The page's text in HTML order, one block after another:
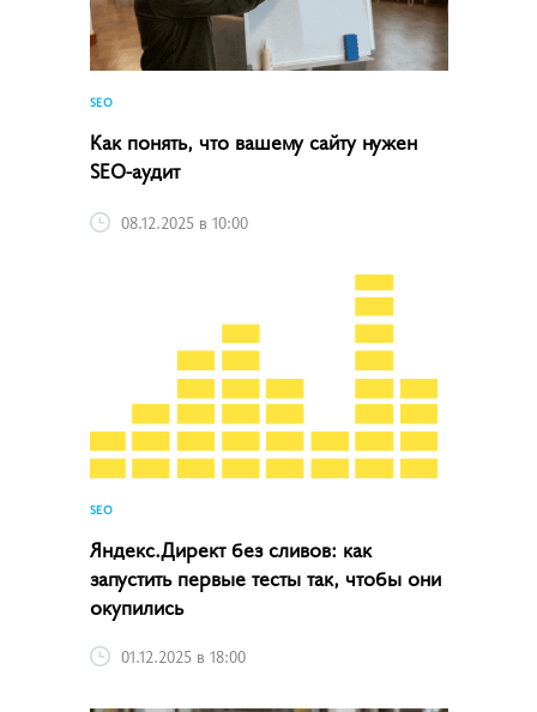
SEO
Как понять, что вашему сайту нужен
SEO-аудит
08.12.2025 в 10:00
SEO
Яндекс.Директ без сливов: как
запустить первые тесты так, чтобы они
окупились
01.12.2025 в 18:00